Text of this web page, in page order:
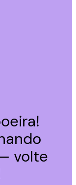
volte